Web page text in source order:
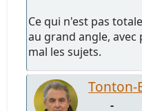
Ce qui n'est pas
au grand angle, avec
mal les sujets.
Tonton-
-